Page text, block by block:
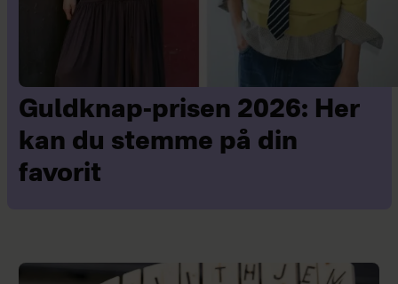
Guldknap-prisen 2026: Her
kan du stemme på din
favorit